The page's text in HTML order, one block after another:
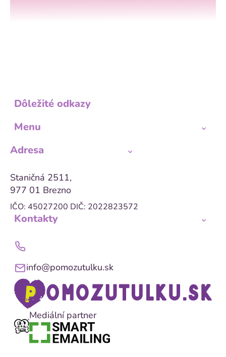
Dôležité odkazy
Menu
Adresa
Staničná 2511,
977 01 Brezno
IČO: 45027200 DIČ: 2022823572
Kontakty
info@pomozutulku.sk
Mediální partner